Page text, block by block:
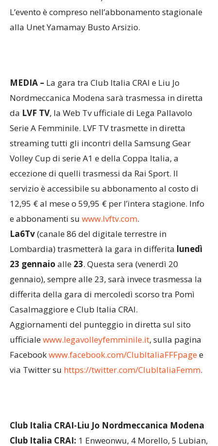
Parterre: 28 euro (ridotto a 23 euro per bambini
da 2 a 10 anni e over 65).
MEDIA –La gara tra Club Italia CRAI e Liu Jo
Nordmeccanica Modena sarà trasmessa in diretta
daLVF TV, la Web Tv ufficiale di Lega Pallavolo
Serie A Femminile. LVF TV trasmette in diretta
streaming tutti gli incontri della Samsung Gear
Volley Cup di serie A1 e della Coppa Italia, a
eccezione di quelli trasmessi da Rai Sport. Il
servizio è accessibile su abbonamento al costo di
12,95 € al mese o 59,95 € per l’intera stagione. Info
e abbonamenti suwww.lvftv.com.
La6Tv(canale 86 del digitale terrestre in
Lombardia) trasmetterà la gara in differitalunedì
23 gennaioalle23 . Questa sera (venerdì 20
gennaio), sempre alle 23, sarà invece trasmessa la
differita della gara di mercoledì scorso tra Pomì
Casalmaggiore e Club Italia CRAI.
Aggiornamenti del punteggio in diretta sul sito
ufficialewww.legavolleyfemminile.it, sulla pagina